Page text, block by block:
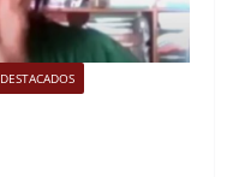
DESTACADOS